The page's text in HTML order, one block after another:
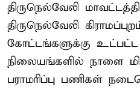
திருநெல்வேலி
திருநெல்வேலி
கோட்டங்களுக்கு
நிலையங்களில் நாளை
பராமரிப்பு பணிகள்